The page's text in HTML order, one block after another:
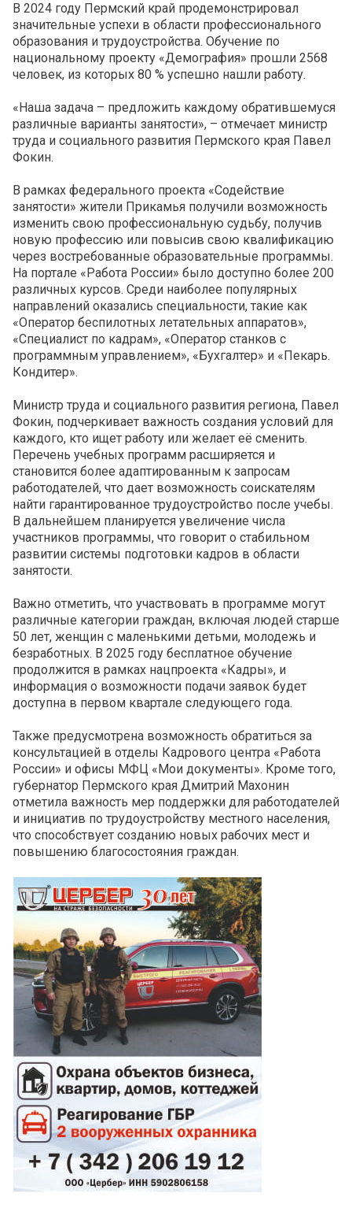
В 2024 году Пермский край продемонстрировал
значительные успехи в области профессионального
образования и трудоустройства. Обучение по
национальному проекту «Демография» прошли 2568
человек, из которых 80 % успешно нашли работу.
«Наша задача – предложить каждому обратившемуся
различные варианты занятости», – отмечает министр
труда и социального развития Пермского края Павел
Фокин.
В рамках федерального проекта «Содействие
занятости» жители Прикамья получили возможность
изменить свою профессиональную судьбу, получив
новую профессию или повысив свою квалификацию
через востребованные образовательные программы.
На портале «Работа России» было доступно более 200
различных курсов. Среди наиболее популярных
направлений оказались специальности, такие как
«Оператор беспилотных летательных аппаратов»,
«Специалист по кадрам», «Оператор станков с
программным управлением», «Бухгалтер» и «Пекарь.
Кондитер».
Министр труда и социального развития региона, Павел
Фокин, подчеркивает важность создания условий для
каждого, кто ищет работу или желает её сменить.
Перечень учебных программ расширяется и
становится более адаптированным к запросам
работодателей, что дает возможность соискателям
найти гарантированное трудоустройство после учебы.
В дальнейшем планируется увеличение числа
участников программы, что говорит о стабильном
развитии системы подготовки кадров в области
занятости.
Важно отметить, что участвовать в программе могут
различные категории граждан, включая людей старше
50 лет, женщин с маленькими детьми, молодежь и
безработных. В 2025 году бесплатное обучение
продолжится в рамках нацпроекта «Кадры», и
информация о возможности подачи заявок будет
доступна в первом квартале следующего года.
Также предусмотрена возможность обратиться за
консультацией в отделы Кадрового центра «Работа
России» и офисы МФЦ «Мои документы». Кроме того,
губернатор Пермского края Дмитрий Махонин
отметила важность мер поддержки для работодателей
и инициатив по трудоустройству местного населения,
что способствует созданию новых рабочих мест и
повышению благосостояния граждан.